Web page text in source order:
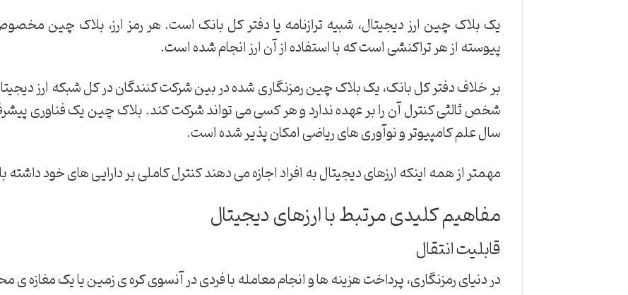
یک بلاک چین ارز دیجیتال، شبیه ترازنامه یا دفتر کل بانک است. هر رمز ارز، بلاک چین
پیوسته از هر تراکنشی است که با استفاده از آن ارز انجام شده است.
بر خلاف دفتر کل بانک، یک بلاک چین رمزنگاری شده در بین شرکت کنندگان در کل شبکه ارز
شخص ثالثی کنترل آن را بر عهده ندارد و هر کسی می تواند شرکت کند. بلاک چین یک فناوری
سال علم کامپیوتر و نوآوری های ریاضی امکان پذیر شده است.
مهمتر از همه اینکه ارزهای دیجیتال به افراد اجازه می دهند کنترل کاملی بر دارایی های خود داشته
مفاهیم کلیدی مرتبط با ارزهای دیجیتال
قابلیت انتقال
در دنیای رمزنگاری، پرداخت هزینه ها و انجام معامله با فردی در آنسوی کره ی زمین یا یک مغازه ی